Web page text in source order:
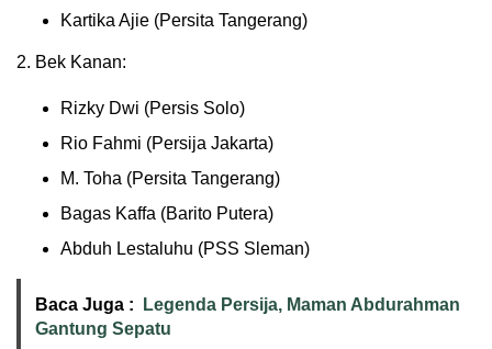
Kartika Ajie (Persita Tangerang)
2. Bek Kanan:
Rizky Dwi (Persis Solo)
Rio Fahmi (Persija Jakarta)
M. Toha (Persita Tangerang)
Bagas Kaffa (Barito Putera)
Abduh Lestaluhu (PSS Sleman)
Baca Juga :
Legenda Persija, Maman Abdurahman
Gantung Sepatu